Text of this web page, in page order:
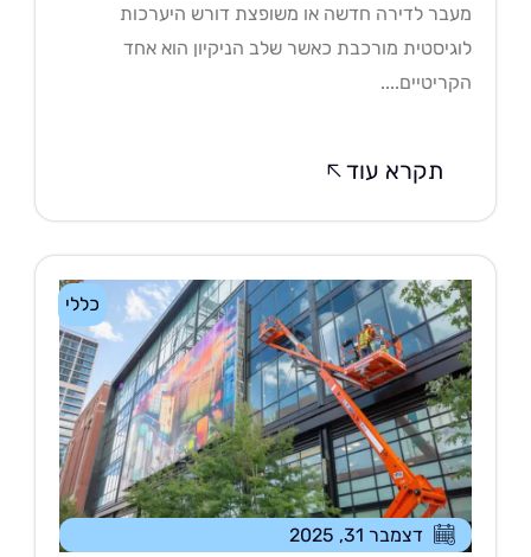
לדירה חדשה או משופצת דורש היערכות
מורכבת כאשר שלב הניקיון הוא אחד
תקרא עוד
כללי
דצמבר 31, 2025